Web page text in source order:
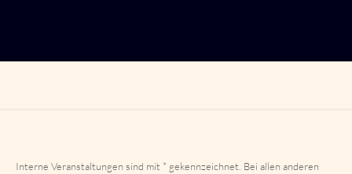
Interne Veranstaltungen sind mit * gekennzeichnet. Bei allen anderen